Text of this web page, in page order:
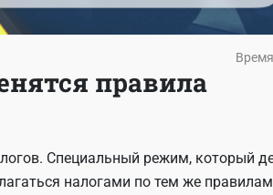
правила
Специальный режим, который
налогами по тем же